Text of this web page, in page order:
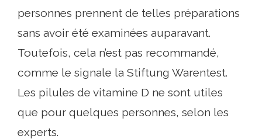
personnes prennent de telles préparations
sans avoir été examinées auparavant.
Toutefois, cela n’est pas recommandé,
comme le signale la Stiftung Warentest.
Les pilules de vitamine D ne sont utiles
que pour quelques personnes, selon les
experts.